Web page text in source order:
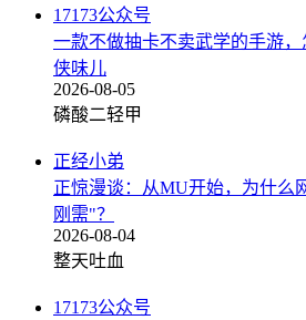
17173公众号
一款不做抽卡不卖武学的手游
侠味儿
2026-08-05
磷酸二轻甲
正经小弟
正惊漫谈：从MU开始，为什么
刚需"？
2026-08-04
整天吐血
17173公众号